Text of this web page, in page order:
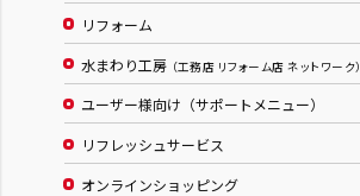
リフォーム
水まわり工房 （工務店 リフォーム店 ネットワーク）
ユーザー様向け（サポートメニュー）
リフレッシュサービス
オンラインショッピング